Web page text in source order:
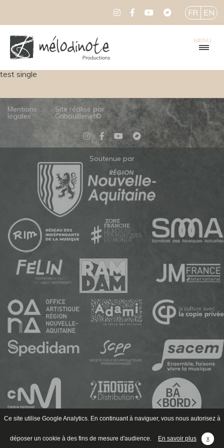
Ce site utilise Google Analytics. En continuant à naviguer, vous nous autorisez à
déposer un cookie à des fins de mesure d'audience. En savoir plus x
MENU
FR EN
test single
Mentions
légales
Site réalisé par
Gribouillenet©
Soutenue par